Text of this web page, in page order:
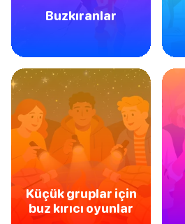
Buzkıranlar
Küçük gruplar için
buz kırıcı oyunlar